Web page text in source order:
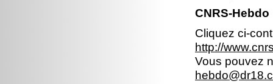
CNRS-
Cliquez ci-
http://
Vous pouvez